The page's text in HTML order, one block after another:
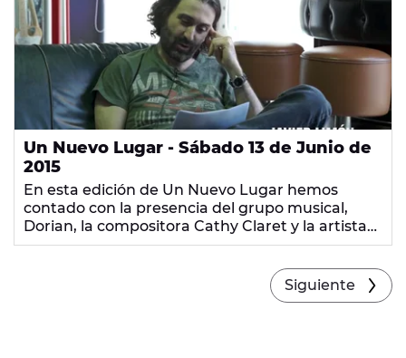
Un Nuevo Lugar - Sábado 13 de Junio de
2015
En esta edición de Un Nuevo Lugar hemos
contado con la presencia del grupo musical,
Dorian, la compositora Cathy Claret y la artista
María Reyes.
Siguiente